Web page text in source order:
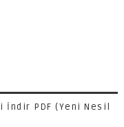
İndir PDF (Yeni Nesil